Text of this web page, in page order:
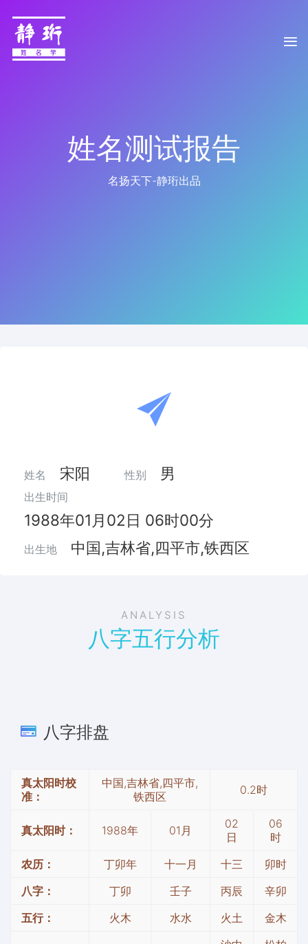
姓名测试报告
名扬天下-静珩出品
姓名 宋阳 性别 男
出生时间
1988年01月02日 06时00分
出生地 中国,吉林省,四平市,铁西区
ANALYSIS
八字五行分析
八字排盘
真太阳时校
准：
中国,吉林省,四平市,
铁西区
0.2时
真太阳时： 1988年 01月
02
日
06
时
农历：
丁卯年 十一月 十三
卯时
八字：
丁卯 壬子 丙辰
辛卯
五行：
火木 水水 火土 金木